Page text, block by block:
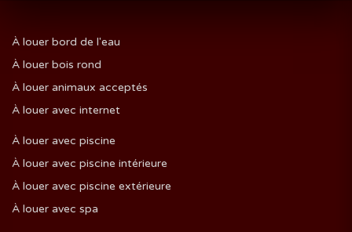
À louer bord de l'eau
À louer bois rond
À louer animaux acceptés
À louer avec internet
À louer avec piscine
À louer avec piscine intérieure
À louer avec piscine extérieure
À louer avec spa